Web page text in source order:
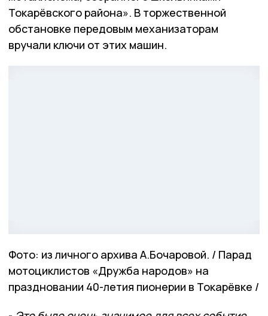
Токарёвского района». В торжественной
обстановке передовым механизаторам
вручали ключи от этих машин.
Фото: из личного архива А.Бочаровой. / Парад
мотоциклистов «Дружба народов» на
праздновании 40-летия пионерии в Токарёвке /